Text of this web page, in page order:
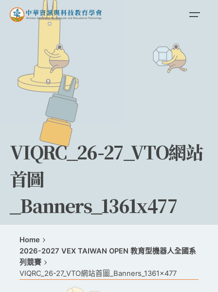
Skip
VIQRC_26-27_VTO網站
首圖
_Banners_1361x477
Home
2026-2027 VEX TAIWAN OPEN 教育型機器人全國系
列競賽
VIQRC_26-27_VTO網站首圖_Banners_1361x477